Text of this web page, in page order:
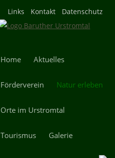
Navigation
überspringen
Links Kontakt Datenschutz
Navigation
Home Aktuelles
Förderverein Natur erleben
Orte im Urstromtal
Tourismus Galerie